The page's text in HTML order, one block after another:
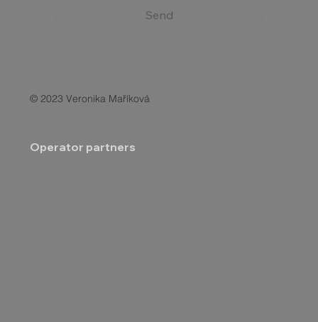
Send
© 2023 Veronika Maříková
Operator partners